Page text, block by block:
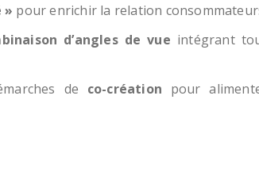
» pour enrichir la relation
d’angles de vue intégrant
de co-création pour